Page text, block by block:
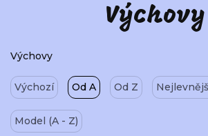
Výchovy
Výchovy
Výchozí Od A Od Z
Model (A - Z)